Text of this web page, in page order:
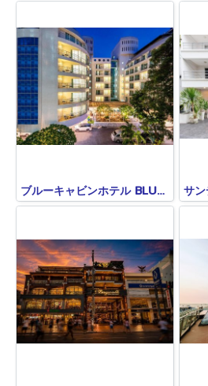
ブルーキャビンホテル BLUE CABIN HOTE(旧A-ONE NEW WING)